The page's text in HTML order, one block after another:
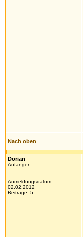
Nach oben
Dorian
Anfänger
Anmeldungsdatum:
02.02.2012
Beiträge: 5